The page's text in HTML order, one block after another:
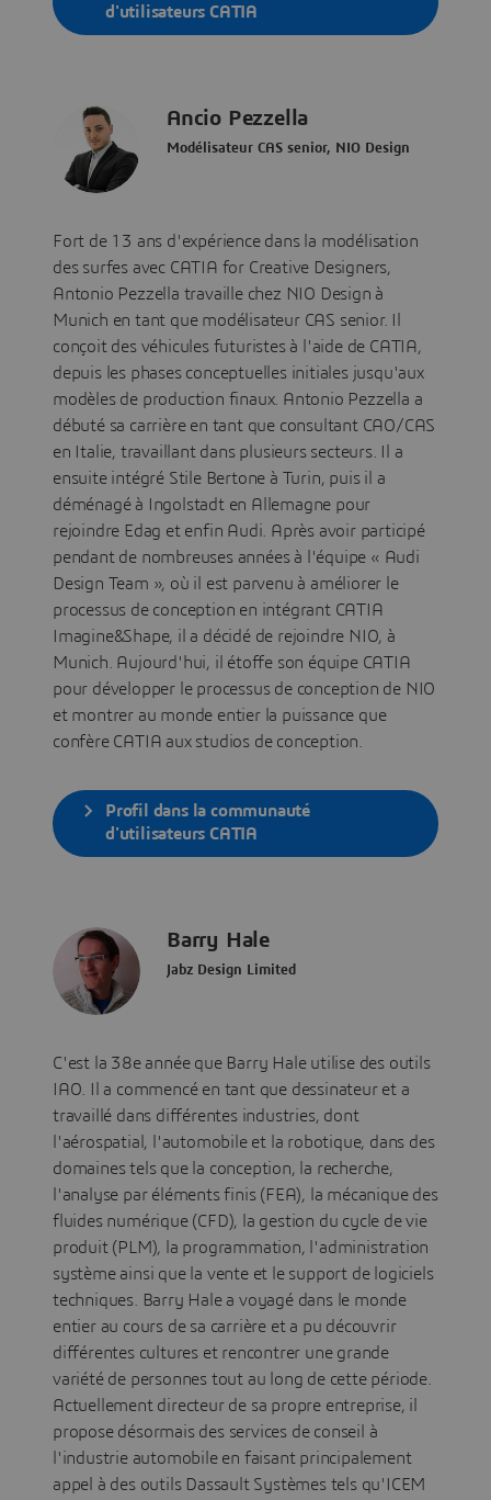
d'utilisateurs CATIA
Ancio Pezzella
Modélisateur CAS senior, NIO Design
Fort de 13 ans d'expérience dans la modélisation
des surfes avec CATIA for Creative Designers,
Antonio Pezzella travaille chez NIO Design à
Munich en tant que modélisateur CAS senior. Il
conçoit des véhicules futuristes à l'aide de CATIA,
depuis les phases conceptuelles initiales jusqu'aux
modèles de production finaux. Antonio Pezzella a
débuté sa carrière en tant que consultant CAO/CAS
en Italie, travaillant dans plusieurs secteurs. Il a
ensuite intégré Stile Bertone à Turin, puis il a
déménagé à Ingolstadt en Allemagne pour
rejoindre Edag et enfin Audi. Après avoir participé
pendant de nombreuses années à l'équipe « Audi
Design Team », où il est parvenu à améliorer le
processus de conception en intégrant CATIA
Imagine&Shape, il a décidé de rejoindre NIO, à
Munich. Aujourd'hui, il étoffe son équipe CATIA
pour développer le processus de conception de NIO
et montrer au monde entier la puissance que
confère CATIA aux studios de conception.
Profil dans la communauté
d'utilisateurs CATIA
Barry Hale
Jabz Design Limited
C'est la 38e année que Barry Hale utilise des outils
IAO. Il a commencé en tant que dessinateur et a
travaillé dans différentes industries, dont
l'aérospatial, l'automobile et la robotique, dans des
domaines tels que la conception, la recherche,
l'analyse par éléments finis (FEA), la mécanique des
fluides numérique (CFD), la gestion du cycle de vie
produit (PLM), la programmation, l'administration
système ainsi que la vente et le support de logiciels
techniques. Barry Hale a voyagé dans le monde
entier au cours de sa carrière et a pu découvrir
différentes cultures et rencontrer une grande
variété de personnes tout au long de cette période.
Actuellement directeur de sa propre entreprise, il
propose désormais des services de conseil à
l'industrie automobile en faisant principalement
appel à des outils Dassault Systèmes tels qu'ICEM